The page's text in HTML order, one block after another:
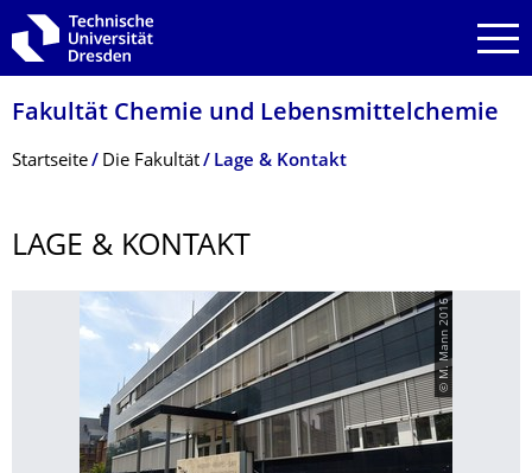
Zur Hauptnavigation springen
Zur Suche springen
Zum Inhalt springen
Fakultät Chemie und Lebensmittelchemie
Breadcrumb-Menü
Startseite Die Fakultät Lage & Kontakt
LAGE & KONTAKT
© M. Mann 2016